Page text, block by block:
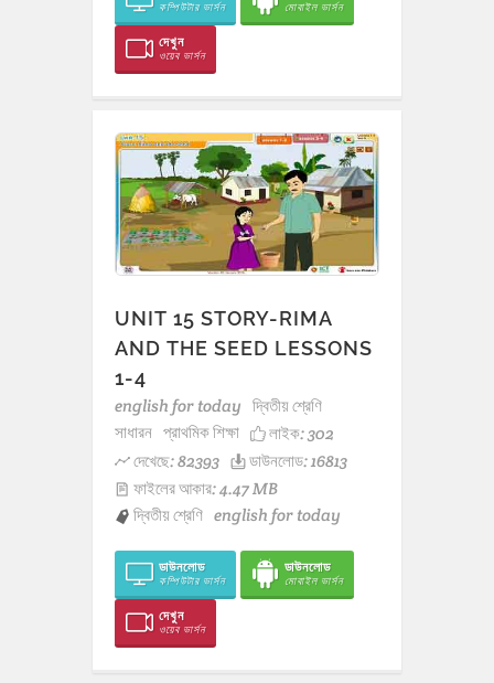
কম্পিউটার ভার্সন মোবাইল ভার্সন
দেখুন
ওয়েব ভার্সন
UNIT 15 STORY-RIMA
AND THE SEED LESSONS
1-4
english for today দ্বিতীয় শ্রেণি
সাধারন প্রাথমিক শিক্ষা লাইক:302
দেখেছে: 82393
ডাউনলোড: 16813
ফাইলের আকার: 4.47 MB
দ্বিতীয় শ্রেণি english for today
ডাউনলোড
কম্পিউটার ভার্সন
ডাউনলোড
মোবাইল ভার্সন
দেখুন
ওয়েব ভার্সন